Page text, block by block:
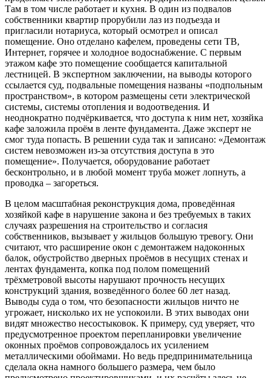
Там в том числе работает и кухня. В один из подвалов
собственники квартир прорубили лаз из подъезда и
пригласили нотариуса, который осмотрел и описал
помещение. Оно отделано кафелем, проведены сети ТВ,
Интернет, горячее и холодное водоснабжение. С первым
этажом кафе это помещение сообщается капитальной
лестницей. В экспертном заключении, на выводы которого
ссылается суд, подвальные помещения названы «подпольным
пространством», в котором размещены сети электрической
системы, системы отопления и водоотведения. И
неоднократно подчёркивается, что доступа к ним нет, хозяйка
кафе заложила проём в ленте фундамента. Даже эксперт не
смог туда попасть. В решении суда так и записано: «Демонтаж
систем невозможен из-за отсутствия доступа в это
помещение». Получается, оборудование работает
бесконтрольно, и в любой момент труба может лопнуть, а
проводка – загореться.
В целом масштабная реконструкция дома, проведённая
хозяйкой кафе в нарушение закона и без требуемых в таких
случаях разрешения на строительство и согласия
собственников, вызывает у жильцов большую тревогу. Они
считают, что расширение окон с демонтажем надоконных
балок, обустройство дверных проёмов в несущих стенах и
лентах фундамента, копка под полом помещений
трёхметровой высоты нарушают прочность несущих
конструкций здания, возведённого более 60 лет назад.
Выводы суда о том, что безопасности жильцов ничто не
угрожает, нисколько их не успокоили. В этих выводах они
видят множество несостыковок. К примеру, суд уверяет, что
предусмотренное проектом перепланировки увеличение
оконных проёмов сопровождалось их усилением
металлическими обоймами. Но ведь предпринимательница
сделала окна намного большего размера, чем было